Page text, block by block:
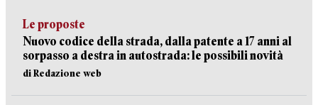
Le proposte
Nuovo codice della strada, dalla patente a 17 anni al
sorpasso a destra in autostrada: le possibili novità
di Redazione web